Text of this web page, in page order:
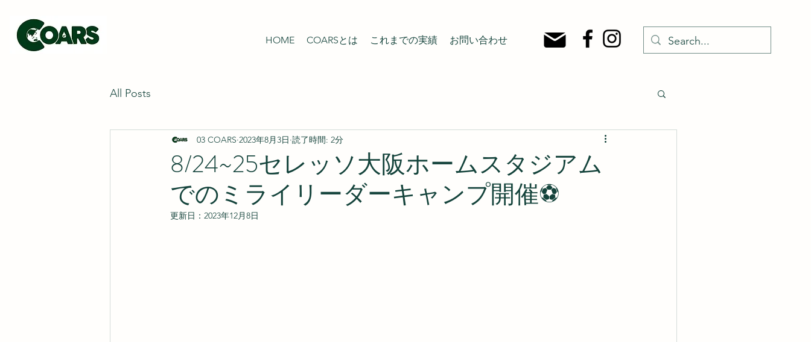
HOME COARSとは これまでの実績 お問い合わせ
All Posts
8/24~25セレッソ大阪ホームスタジアム
でのミライリーダーキャンプ開催⚽️
03 COARS 2023年8月3日 読了時間: 2分
更新日： 2023年12月8日